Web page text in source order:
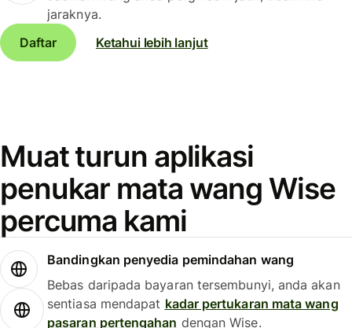
jaraknya.
Daftar
Ketahui lebih lanjut
Muat turun aplikasi
penukar mata wang Wise
percuma kami
Bandingkan penyedia pemindahan wang
Bebas daripada bayaran tersembunyi, anda akan
sentiasa mendapat kadar pertukaran mata wang
pasaran pertengahan dengan Wise.